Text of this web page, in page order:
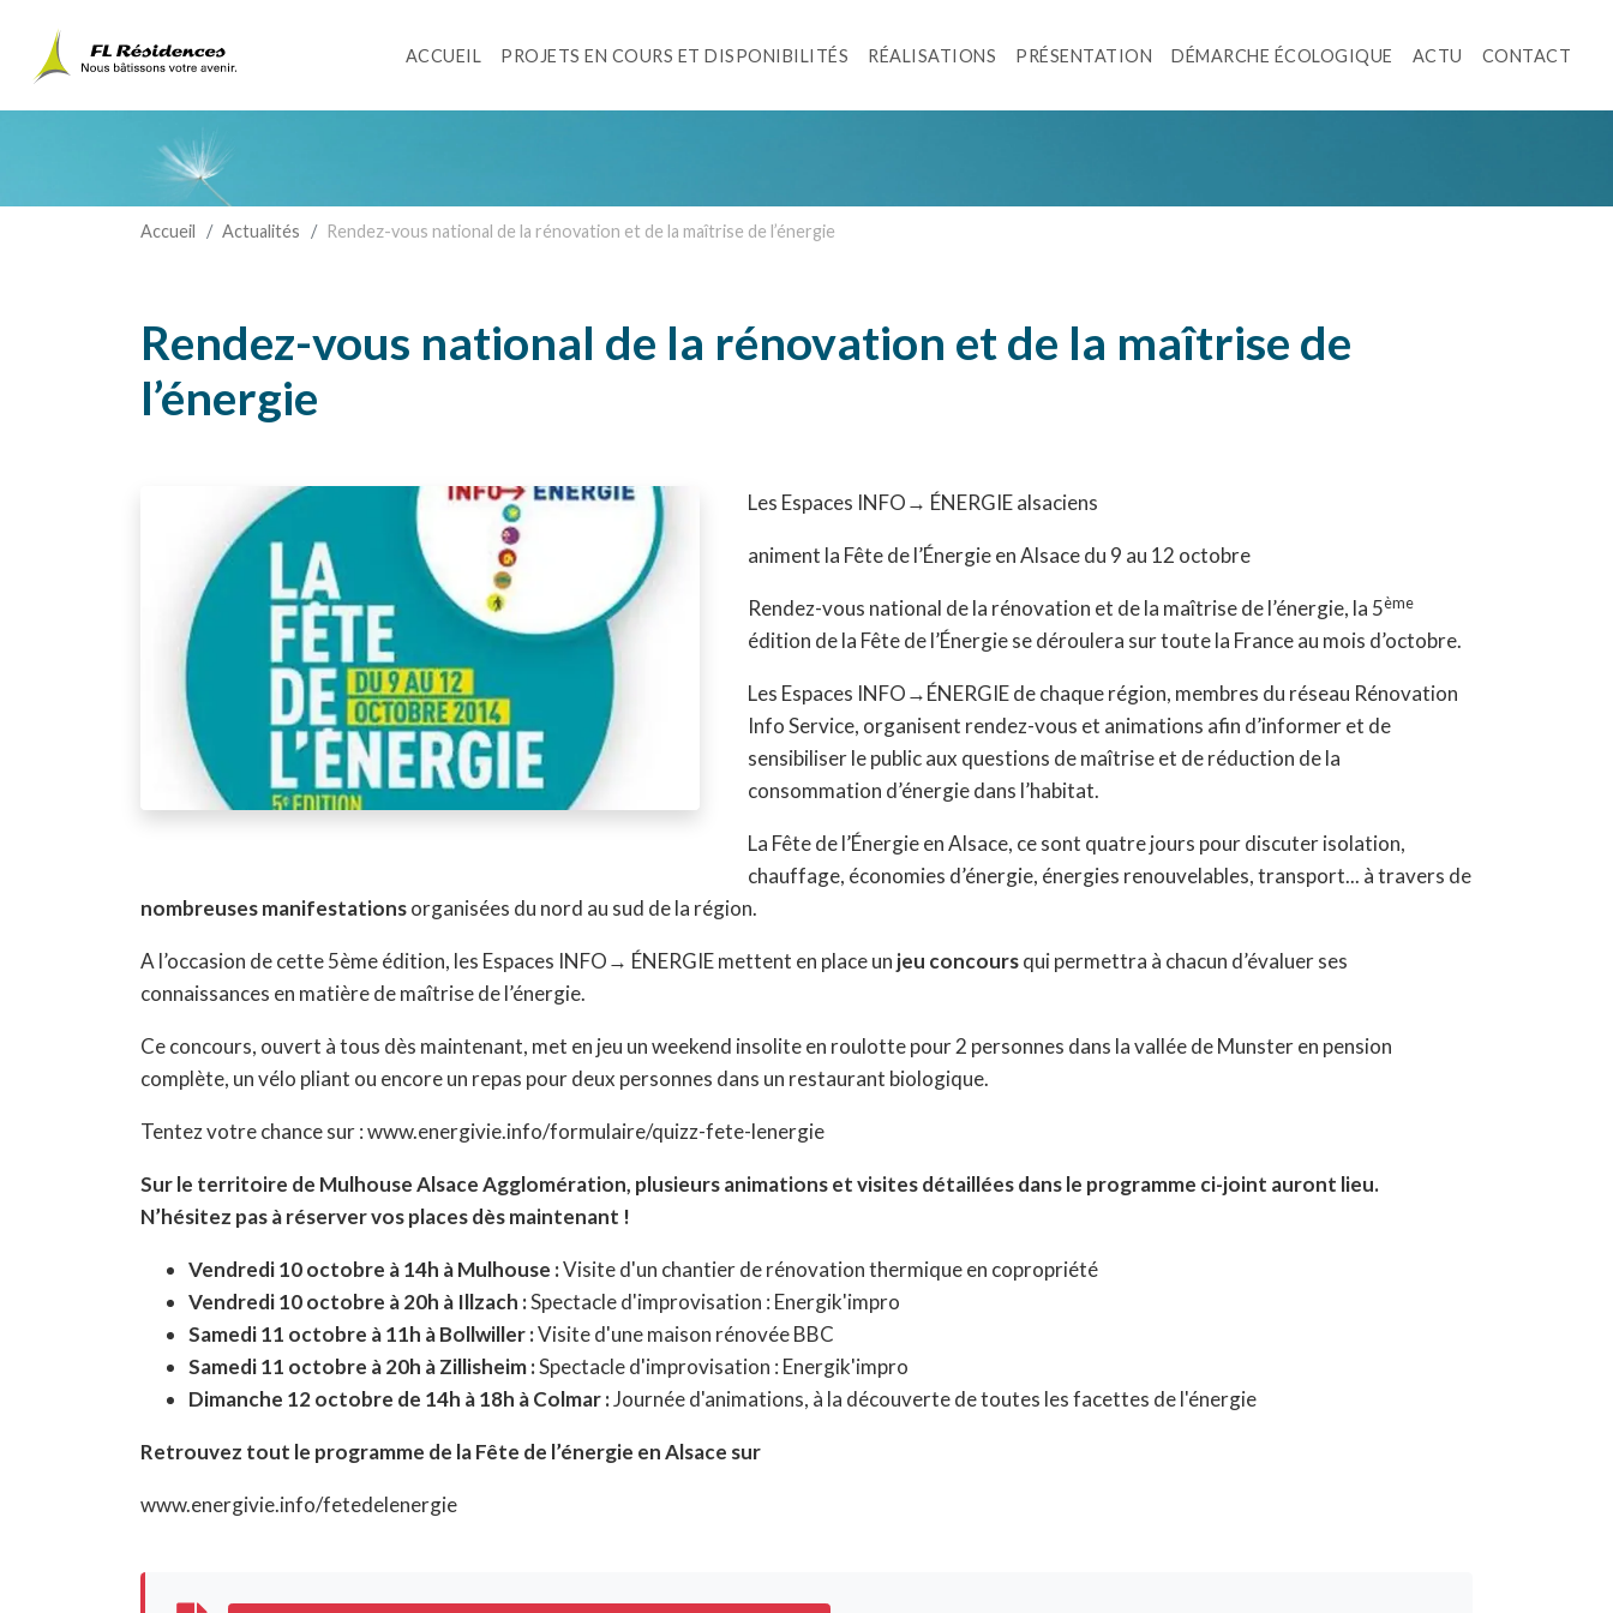
ACCUEIL PROJETS EN COURS ET DISPONIBILITÉS RÉALISATIONS PRÉSENTATION DÉMARCHE ÉCOLOGIQUE ACTU CONTACT
Accueil Actualités Rendez-vous national de la rénovation et de la maîtrise de l’énergie
Rendez-vous national de la rénovation et de la maîtrise de
l’énergie
Les Espaces INFO→ ÉNERGIE alsaciens
animent la Fête de l’Énergie en Alsace du 9 au 12 octobre
Rendez-vous national de la rénovation et de la maîtrise de l’énergie, la 5ème
édition de la Fête de l’Énergie se déroulera sur toute la France au mois d’octobre.
Les Espaces INFO→ÉNERGIE de chaque région, membres du réseau Rénovation
Info Service, organisent rendez-vous et animations afin d’informer et de
sensibiliser le public aux questions de maîtrise et de réduction de la
consommation d’énergie dans l’habitat.
La Fête de l’Énergie en Alsace, ce sont quatre jours pour discuter isolation,
chauffage, économies d’énergie, énergies renouvelables, transport... à travers de
nombreuses manifestationsorganisées du nord au sud de la région.
A l’occasion de cette 5ème édition, les Espaces INFO→ ÉNERGIE mettent en place un jeu concoursqui permettra à chacun d’évaluer ses
connaissances en matière de maîtrise de l’énergie.
Ce concours, ouvert à tous dès maintenant, met en jeu un weekend insolite en roulotte pour 2 personnes dans la vallée de Munster en pension
complète, un vélo pliant ou encore un repas pour deux personnes dans un restaurant biologique.
Tentez votre chance sur : www.energivie.info/formulaire/quizz-fete-lenergie
Sur le territoire de Mulhouse Alsace Agglomération, plusieurs animations et visites détaillées dans le programme ci-joint auront lieu.
N’hésitez pas à réserver vos places dès maintenant !
Vendredi 10 octobre à 14h à Mulhouse :Visite d'un chantier de rénovation thermique en copropriété
Vendredi 10 octobre à 20h à Illzach :Spectacle d'improvisation : Energik'impro
Samedi 11 octobre à 11h à Bollwiller :Visite d'une maison rénovée BBC
Samedi 11 octobre à 20h à Zillisheim :Spectacle d'improvisation : Energik'impro
Dimanche 12 octobre de 14h à 18h à Colmar :Journée d'animations, à la découverte de toutes les facettes de l'énergie
Retrouvez tout le programme de la Fête de l’énergie en Alsace sur
www.energivie.info/fetedelenergie